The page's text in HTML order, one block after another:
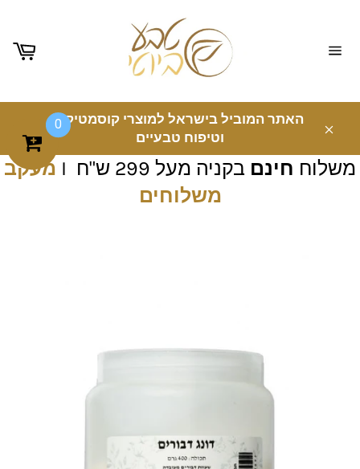
האתר המוביל בישראל למוצרי קוסמטיקה
וטיפוח טבעיים
משלוח חינם בקניה מעל 299 ש"ח I
מעקב
משלוחים
0